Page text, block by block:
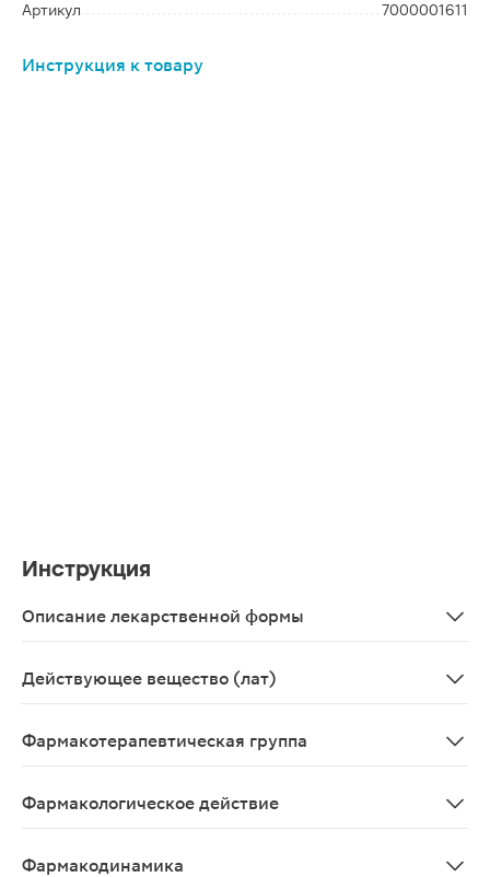
Артикул
7000001611
Инструкция к товару
Инструкция
Описание лекарственной формы
Действующее вещество (лат)
Фармакотерапевтическая группа
Фармакологическое действие
Фармакодинамика